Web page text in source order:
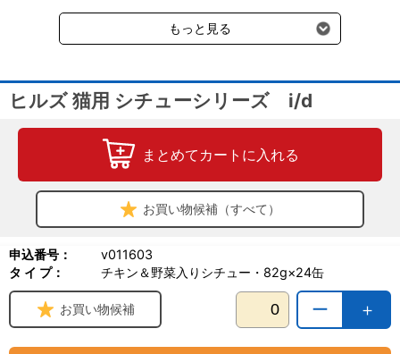
康的な消化と便をサポートしますエネルギーの補給に役立ち、健康
をサポートし免疫力を維持します幼犬、成犬が必要とする栄養を満
たしています
受けます。
もっと見る
ヒルズ 猫用 シチューシリーズ i/d
まとめてカートに入れる
お買い物候補（すべて）
申込番号：
v011603
タ イ プ：
チキン＆野菜入りシチュー・82g×24缶
＋
ー
お買い物候補